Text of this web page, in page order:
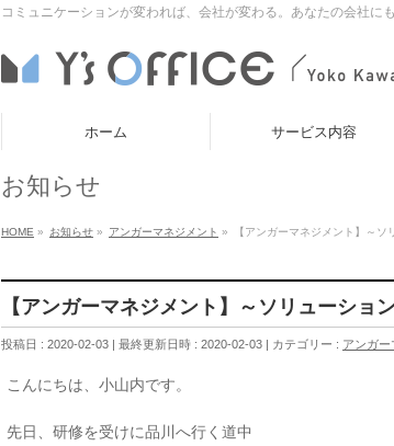
コミュニケーションが変われば、会社が変わる。あなたの会社
ホーム サービス内容
お知らせ
HOME » お知らせ » アンガーマネジメント » 【アンガーマネジメント】～
【アンガーマネジメント】～ソリューショ
投稿日 : 2020-02-03 最終更新日時 : 2020-02-03 カテゴリー : アンガー
こんにちは、小山内です。
先日、研修を受けに品川へ行く道中